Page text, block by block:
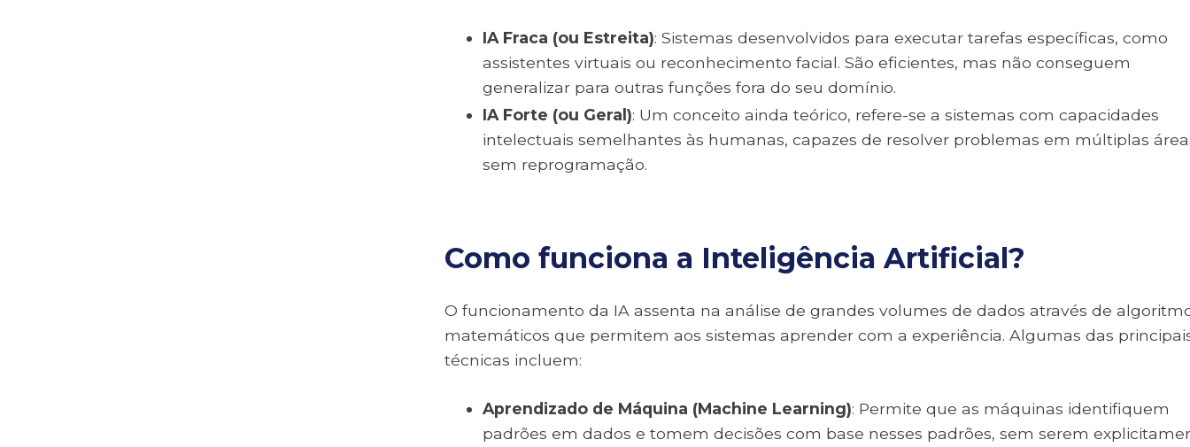
IA Fraca (ou Estreita): Sistemas desenvolvidos para executar tarefas específicas, como
assistentes virtuais ou reconhecimento facial. São eficientes, mas não conseguem
generalizar para outras funções fora do seu domínio.
IA Forte (ou Geral): Um conceito ainda teórico, refere-se a sistemas com capacidades
intelectuais semelhantes às humanas, capazes de resolver problemas em múltiplas
sem reprogramação.
Como funciona a Inteligência Artificial?
O funcionamento da IA assenta na análise de grandes volumes de dados através de
matemáticos que permitem aos sistemas aprender com a experiência. Algumas das
técnicas incluem:
Aprendizado de Máquina (Machine Learning): Permite que as máquinas identifiquem
padrões em dados e tomem decisões com base nesses padrões, sem serem